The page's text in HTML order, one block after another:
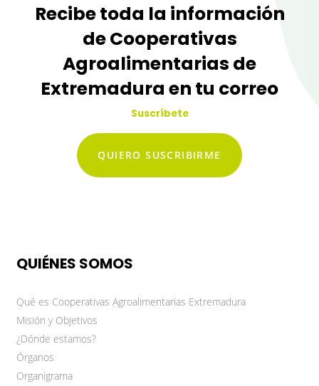
Recibe toda la información
de Cooperativas
Agroalimentarias de
Extremadura en tu correo
Suscríbete
QUIERO SUSCRIBIRME
QUIÉNES SOMOS
Qué es Cooperativas Agroalimentarias Extremadura
Misión y Objetivos
¿Dónde estamos?
Órganos
Organigrama